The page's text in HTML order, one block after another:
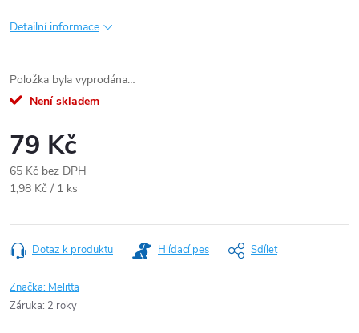
Detailní informace
Položka byla vyprodána…
Není skladem
79 Kč
65 Kč bez DPH
Měrná
1,98 Kč / 1 ks
Dotaz k produktu Hlídací pes Sdílet
Značka: Melitta
Záruka: 2 roky